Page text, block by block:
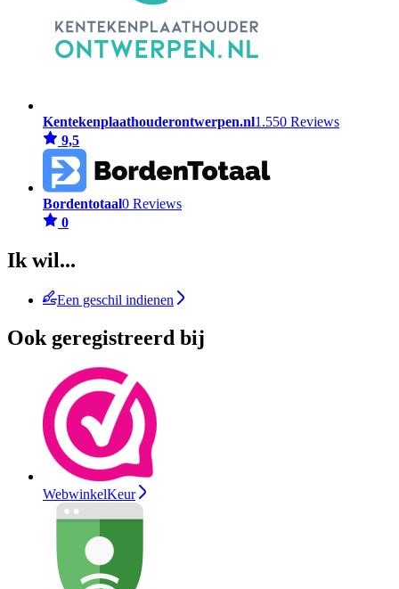
Kentekenplaathouderontwerpen.nl1.550 Reviews
9,5
Bordentotaal0 Reviews
0
Ik wil...
Een geschil indienen
Ook geregistreerd bij
WebwinkelKeur